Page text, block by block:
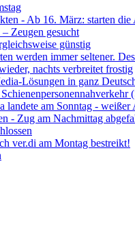
- Ab 16. März: starten die
Zeugen gesucht
günstig
werden immer seltener.
nachts verbreitet frostig
Lösungen in ganz
am Sonntag - weißer
- Zug am Nachmittag
ver.di am Montag bestreikt!